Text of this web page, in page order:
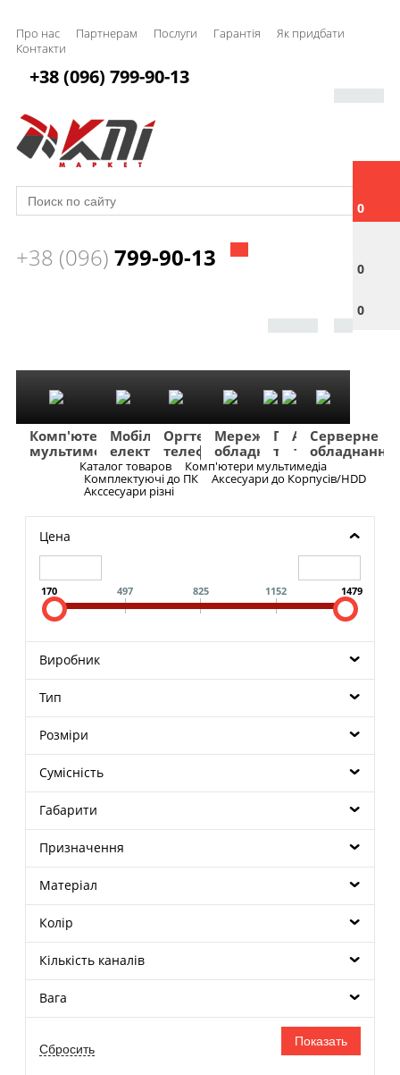
Про нас Партнерам Послуги Гарантія
Як придбати
Контакти
0
0
0
+38 (096) 799-90-13
+38 (096) 799-90-13
Комп'ютери
мультимедіа
Мобільна
електроніка
Оргтехніка
телефонія
Мережеве
обладнання
Побутова
техніка
TV
та
Аудіо
Фото
та
відео
Авто
та
навігація
Серверне
обладнання
Каталог товаров Комп'ютери мультимедіа
Комплектуючі до ПК Аксесуари до Корпусів/HDD
Акссесуари різні
Цена
170 497 825 1152 1479
Виробник
Тип
Розміри
Сумісність
Габарити
Призначення
Матеріал
Колір
Кількість каналів
Вага